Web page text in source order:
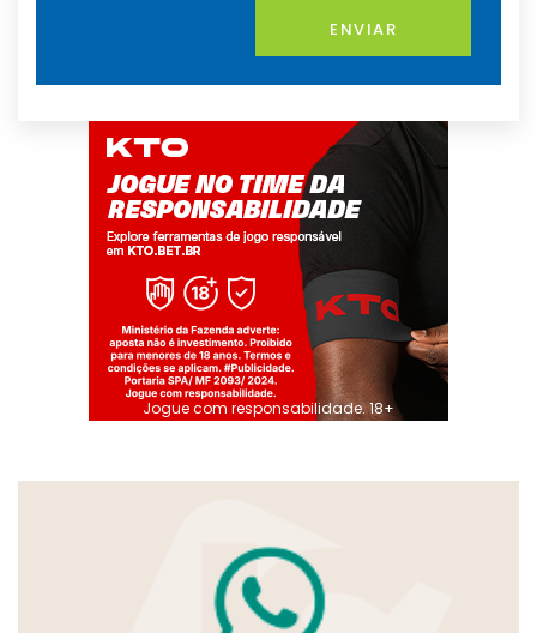
ENVIAR
Jogue com responsabilidade. 18+